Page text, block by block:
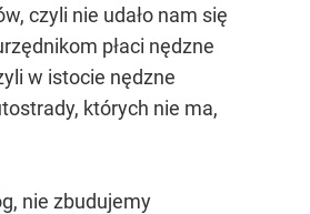
czyli nie udało nam się
płaci nędzne
w istocie nędzne
których nie ma,
nie zbudujemy